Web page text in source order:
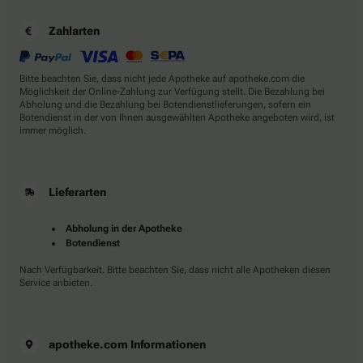
Zahlarten
Bitte beachten Sie, dass nicht jede Apotheke auf apotheke.com die
Möglichkeit der Online-Zahlung zur Verfügung stellt. Die Bezahlung bei
Abholung und die Bezahlung bei Botendienstlieferungen, sofern ein
Botendienst in der von Ihnen ausgewählten Apotheke angeboten wird, ist
immer möglich.
Lieferarten
Abholung in der Apotheke
Botendienst
Nach Verfügbarkeit. Bitte beachten Sie, dass nicht alle Apotheken diesen
Service anbieten.
apotheke.com Informationen